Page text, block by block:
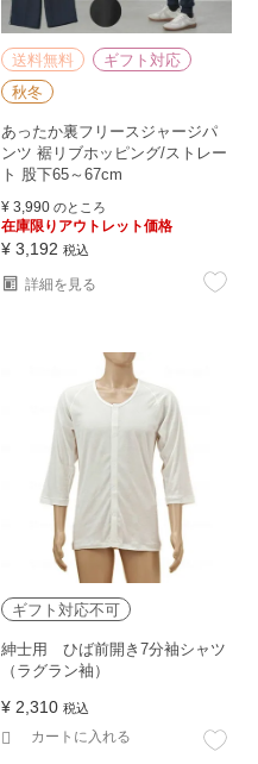
送料無料
ギフト対応
秋冬
あったか裏フリースジャージパ
ンツ 裾リブホッピング/ストレー
ト 股下65～67cm
¥ 3,990 のところ
在庫限りアウトレット価格
¥ 3,192 税込
詳細を見る
ギフト対応不可
紳士用 ひば前開き7分袖シャツ
（ラグラン袖）
¥ 2,310 税込
カートに入れる